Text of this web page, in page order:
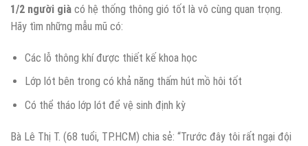
1/2 người già có hệ thống thông gió tốt là vô cùng quan trọng.
Hãy tìm những mẫu mũ có:
Các lỗ thông khí được thiết kế khoa học
Lớp lót bên trong có khả năng thấm hút mồ hôi tốt
Có thể tháo lớp lót để vệ sinh định kỳ
Bà Lê Thị T. (68 tuổi, TP.HCM) chia sẻ: “Trước đây tôi rất ngại đội